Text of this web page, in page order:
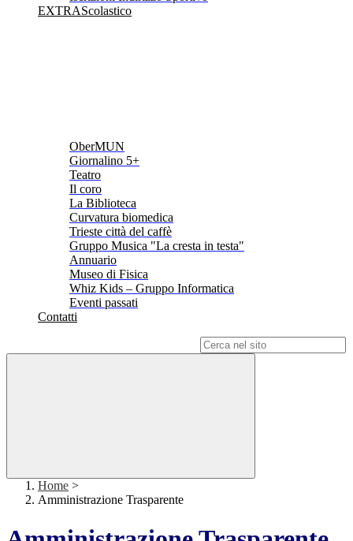
EXTRAScolastico
OberMUN
Giornalino 5+
Teatro
Il coro
La Biblioteca
Curvatura biomedica
Trieste città del caffè
Gruppo Musica "La cresta in testa"
Annuario
Museo di Fisica
Whiz Kids – Gruppo Informatica
Eventi passati
Contatti
Home >
Amministrazione Trasparente